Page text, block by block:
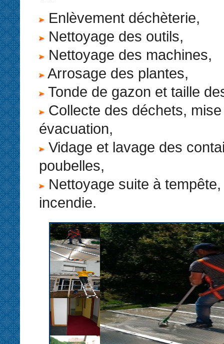
Enlèvement déchèterie,
Nettoyage des outils,
Nettoyage des machines,
Arrosage des plantes,
Tonde de gazon et taille
Collecte des déchets,
évacuation,
Vidage et lavage des
poubelles,
Nettoyage suite à
incendie.